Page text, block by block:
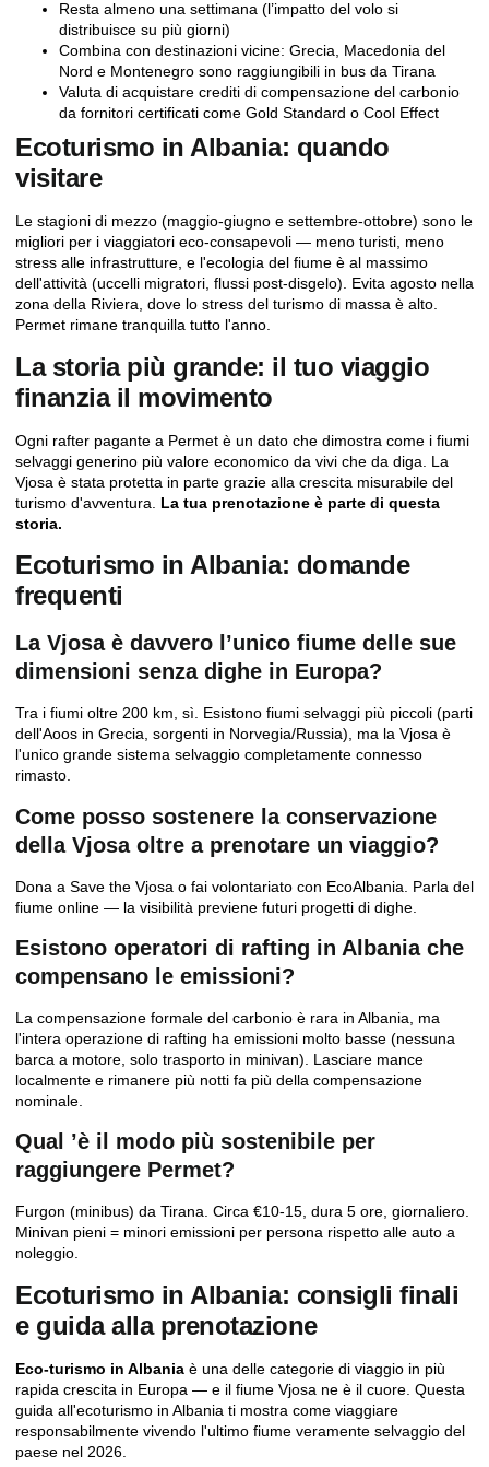
Resta almeno una settimana (l’impatto del volo si
distribuisce su più giorni)
Combina con destinazioni vicine: Grecia, Macedonia del
Nord e Montenegro sono raggiungibili in bus da Tirana
Valuta di acquistare crediti di compensazione del carbonio
da fornitori certificati come Gold Standard o Cool Effect
Ecoturismo in Albania: quando
visitare
Le stagioni di mezzo (maggio-giugno e settembre-ottobre) sono le
migliori per i viaggiatori eco-consapevoli — meno turisti, meno
stress alle infrastrutture, e l'ecologia del fiume è al massimo
dell'attività (uccelli migratori, flussi post-disgelo). Evita agosto nella
zona della Riviera, dove lo stress del turismo di massa è alto.
Permet rimane tranquilla tutto l'anno.
La storia più grande: il tuo viaggio
finanzia il movimento
Ogni rafter pagante a Permet è un dato che dimostra come i fiumi
selvaggi generino più valore economico da vivi che da diga. La
Vjosa è stata protetta in parte grazie alla crescita misurabile del
turismo d'avventura. La tua prenotazione è parte di questa
storia.
Ecoturismo in Albania: domande
frequenti
La Vjosa è davvero l’unico fiume delle sue
dimensioni senza dighe in Europa?
Tra i fiumi oltre 200 km, sì. Esistono fiumi selvaggi più piccoli (parti
dell'Aoos in Grecia, sorgenti in Norvegia/Russia), ma la Vjosa è
l'unico grande sistema selvaggio completamente connesso
rimasto.
Come posso sostenere la conservazione
della Vjosa oltre a prenotare un viaggio?
Dona a Save the Vjosa o fai volontariato con EcoAlbania. Parla del
fiume online — la visibilità previene futuri progetti di dighe.
Esistono operatori di rafting in Albania che
compensano le emissioni?
La compensazione formale del carbonio è rara in Albania, ma
l'intera operazione di rafting ha emissioni molto basse (nessuna
barca a motore, solo trasporto in minivan). Lasciare mance
localmente e rimanere più notti fa più della compensazione
nominale.
Qual ’è il modo più sostenibile per
raggiungere Permet?
Furgon (minibus) da Tirana. Circa €10-15, dura 5 ore, giornaliero.
Minivan pieni = minori emissioni per persona rispetto alle auto a
noleggio.
Ecoturismo in Albania: consigli finali
e guida alla prenotazione
Eco-turismo in Albania è una delle categorie di viaggio in più
rapida crescita in Europa — e il fiume Vjosa ne è il cuore. Questa
guida all'ecoturismo in Albania ti mostra come viaggiare
responsabilmente vivendo l'ultimo fiume veramente selvaggio del
paese nel 2026.